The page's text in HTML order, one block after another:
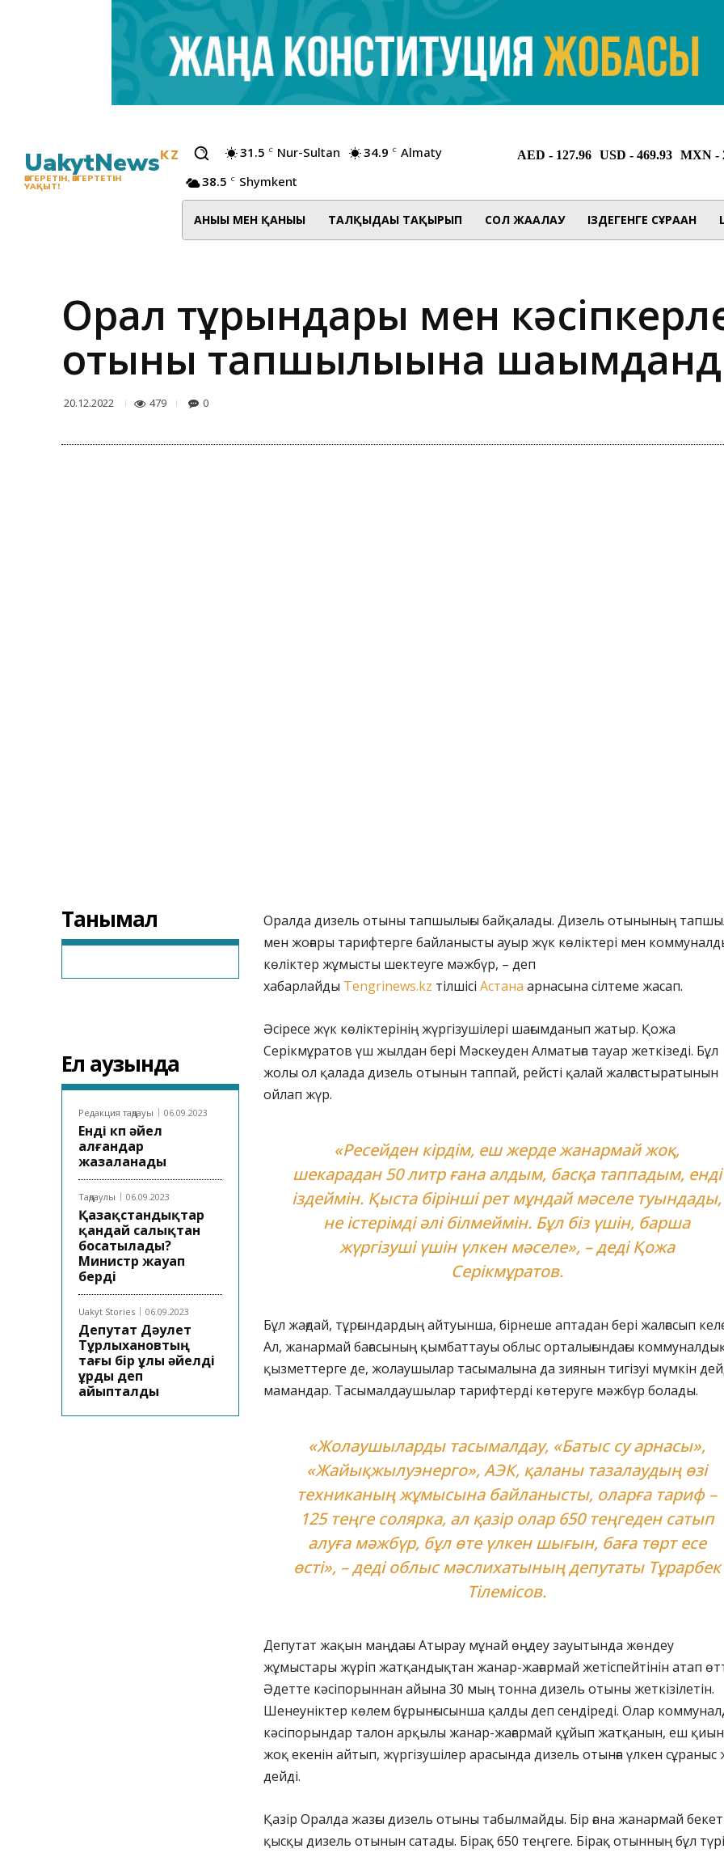
UakytNewsKZ
ӨЗГЕРЕТІН, ӨЗГЕРТЕТІН
УАҚЫТ!
31.5 C Nur-Sultan 34.9 C Almaty
38.5 C Shymkent
АНЫҒЫ МЕН ҚАНЫҒЫ ТАЛҚЫДАҒЫ ТАҚЫРЫП СОЛ ЖАҒАЛАУ ІЗДЕГЕНГЕ СҰРАҒАН
Орал тұрғындары мен
отыны тапшылығына
20.12.2022 479 0
Танымал
Ел аузында
Редакция таңдауы 06.09.2023
Енді көп әйел
алғандар
жазаланады
Таңдаулы 06.09.2023
Қазақстандықтар
қандай салықтан
босатылады?
Министр жауап
берді
Uakyt Stories 06.09.2023
Депутат Дәулет
Тұрлыхановтың
тағы бір ұлы әйелді
ұрды деп
айыпталды
Оралда дизель отыны тапшылығы байқалады. Дизель отынының
мен жоғары тарифтерге байланысты ауыр жүк көліктері мен
көліктер жұмысты шектеуге мәжбүр, – деп
хабарлайды Tengrinews.kz тілшісі Астана арнасына сілтеме жасап.
Әсіресе жүк көліктерінің жүргізушілері шағымданып жатыр. Қожа
Серікмұратов үш жылдан бері Мәскеуден Алматыға тауар жеткізеді. Бұл
жолы ол қалада дизель отынын таппай, рейсті қалай жалғастыратынын
ойлап жүр.
«Ресейден кірдім, еш жерде жанармай жоқ,
шекарадан 50 литр ғана алдым, басқа таппадым, енді
іздеймін. Қыста бірінші рет мұндай мәселе туындады,
не істерімді әлі білмеймін. Бұл біз үшін, барша
жүргізуші үшін үлкен мәселе», – деді Қожа
Серікмұратов.
Бұл жағдай, тұрғындардың айтуынша, бірнеше аптадан бері жалғасып
Ал, жанармай бағасының қымбаттауы облыс орталығындағы
қызметтерге де, жолаушылар тасымалына да зиянын тигізуі мүмкін
мамандар. Тасымалдаушылар тарифтерді көтеруге мәжбүр болады.
«Жолаушыларды тасымалдау, «Батыс су арнасы»,
«Жайықжылуэнерго», АЭК, қаланы тазалаудың өзі
техниканың жұмысына байланысты, оларға тариф –
125 теңге солярка, ал қазір олар 650 теңгеден сатып
алуға мәжбүр, бұл өте үлкен шығын, баға төрт есе
өсті», – деді облыс мәслихатының депутаты Тұрарбек
Тілемісов.
Депутат жақын маңдағы Атырау мұнай өңдеу зауытында жөндеу
жұмыстары жүріп жатқандықтан жанар-жағармай жетіспейтінін атап
Әдетте кәсіпорыннан айына 30 мың тонна дизель отыны жеткізілетін.
Шенеуніктер көлем бұрынғысынша қалды деп сендіреді. Олар
кәсіпорындар талон арқылы жанар-жағармай құйып жатқанын, еш
жоқ екенін айтып, жүргізушілер арасында дизель отынға үлкен сұраныс
дейді.
Қазір Оралда жазғы дизель отыны табылмайды. Бір ғана жанармай
қысқы дизель отынын сатады. Бірақ 650 теңгеге. Бірақ отынның бұл түрі